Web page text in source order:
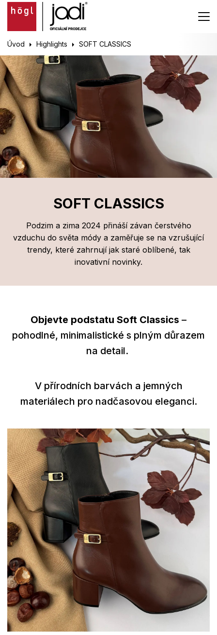
Úvod Highlights SOFT CLASSICS
SOFT CLASSICS
Podzim a zima 2024 přináší závan čerstvého
vzduchu do světa módy a zaměřuje se na vzrušující
trendy, které zahrnují jak staré oblíbené, tak
inovativní novinky.
Objevte podstatu Soft Classics –
pohodlné, minimalistické s plným důrazem
na detail.
V přírodních barvách a jemných
materiálech pro nadčasovou eleganci.